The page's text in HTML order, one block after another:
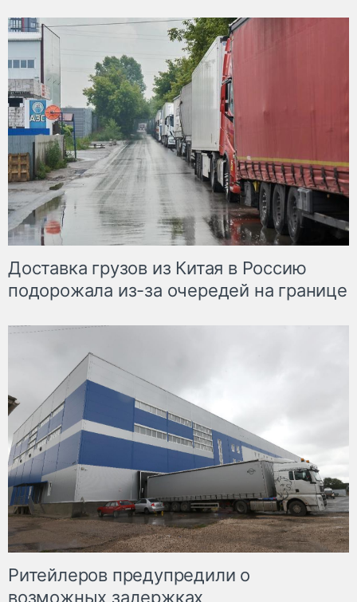
Доставка грузов из Китая в Россию
подорожала из-за очередей на границе
Ритейлеров предупредили о
возможных задержках